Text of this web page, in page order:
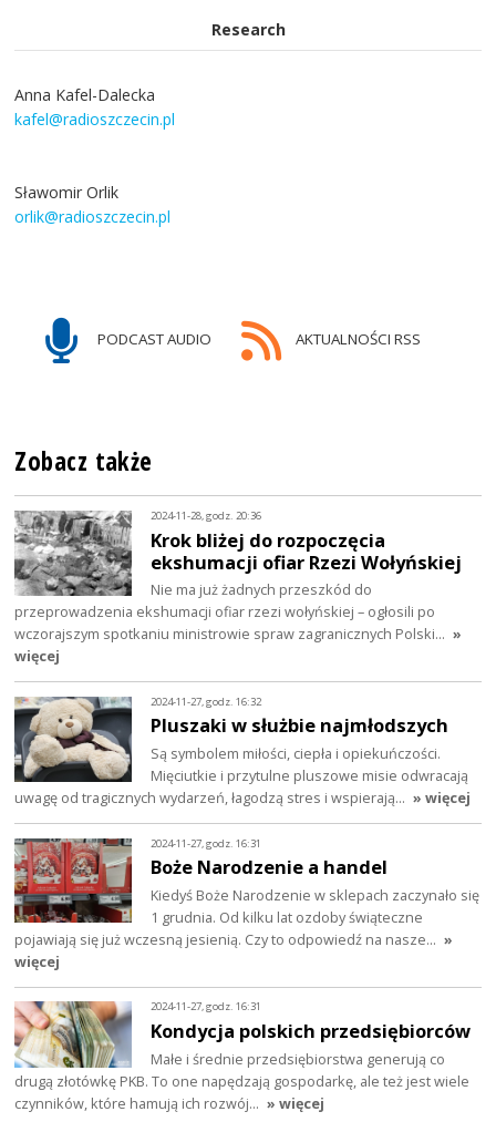
Research
Anna Kafel-Dalecka
kafel@radioszczecin.pl
Sławomir Orlik
orlik@radioszczecin.pl
PODCAST AUDIO AKTUALNOŚCI RSS
Zobacz także
2024-11-28, godz. 20:36
Krok bliżej do rozpoczęcia
ekshumacji ofiar Rzezi Wołyńskiej
Nie ma już żadnych przeszkód do
przeprowadzenia ekshumacji ofiar rzezi wołyńskiej – ogłosili po
wczorajszym spotkaniu ministrowie spraw zagranicznych Polski… »
więcej
2024-11-27, godz. 16:32
Pluszaki w służbie najmłodszych
Są symbolem miłości, ciepła i opiekuńczości.
Mięciutkie i przytulne pluszowe misie odwracają
uwagę od tragicznych wydarzeń, łagodzą stres i wspierają… » więcej
2024-11-27, godz. 16:31
Boże Narodzenie a handel
Kiedyś Boże Narodzenie w sklepach zaczynało się
1 grudnia. Od kilku lat ozdoby świąteczne
pojawiają się już wczesną jesienią. Czy to odpowiedź na nasze… »
więcej
2024-11-27, godz. 16:31
Kondycja polskich przedsiębiorców
Małe i średnie przedsiębiorstwa generują co
drugą złotówkę PKB. To one napędzają gospodarkę, ale też jest wiele
czynników, które hamują ich rozwój… » więcej